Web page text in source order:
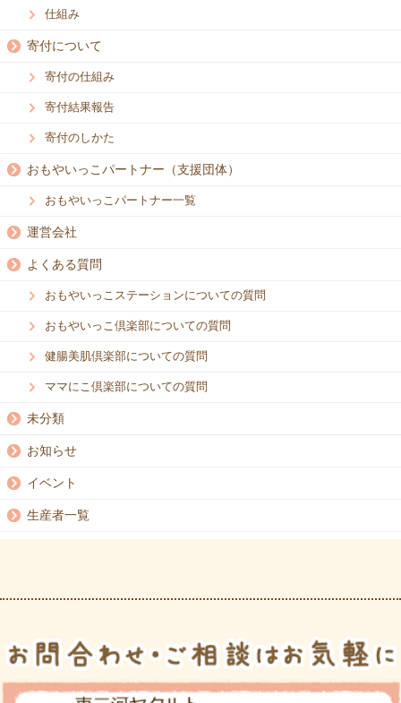
仕組み
寄付について
寄付の仕組み
寄付結果報告
寄付のしかた
おもやいっこパートナー（支援団体）
おもやいっこパートナー一覧
運営会社
よくある質問
おもやいっこステーションについての質問
おもやいっこ倶楽部についての質問
健腸美肌倶楽部についての質問
ママにこ倶楽部についての質問
未分類
お知らせ
イベント
生産者一覧